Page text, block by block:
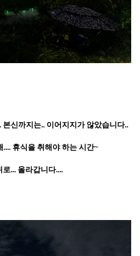
신까지는.. 이어지지가 않았습니다..
휴식을 취해야 하는 시간~
로... 올라갑니다....